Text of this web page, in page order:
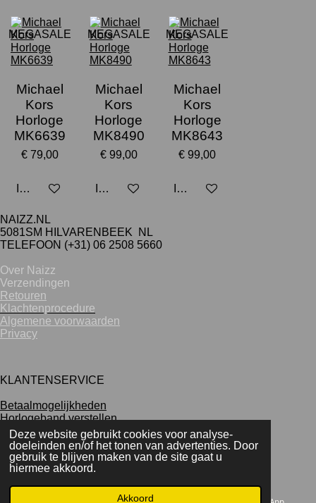
Deze website gebruikt cookies voor analyse-
doeleinden en/of het tonen van advertenties. Door
gebruik te blijven maken van de site gaat u
hiermee akkoord.
Akkoord
MEGASALE
Michael
Kors
Horloge
MK6639
€ 79,00
In winkelwagen
MEGASALE
Michael
Kors
Horloge
MK8490
€ 99,00
In winkelwagen
MEGASALE
Michael
Kors
Horloge
MK8643
€ 99,00
In winkelwagen
NAIZZ.NL
5081SM HILVARENBEEK NL
TELEFOON (+31) 06 2508 5660
Over Naizz
Verzendingen
Retouren
Klachtenprocedure
Algemene voorwaarden
Privacy
KLANTENSERVICE
Betaalmogelijkheden
Horlogeband verstellen